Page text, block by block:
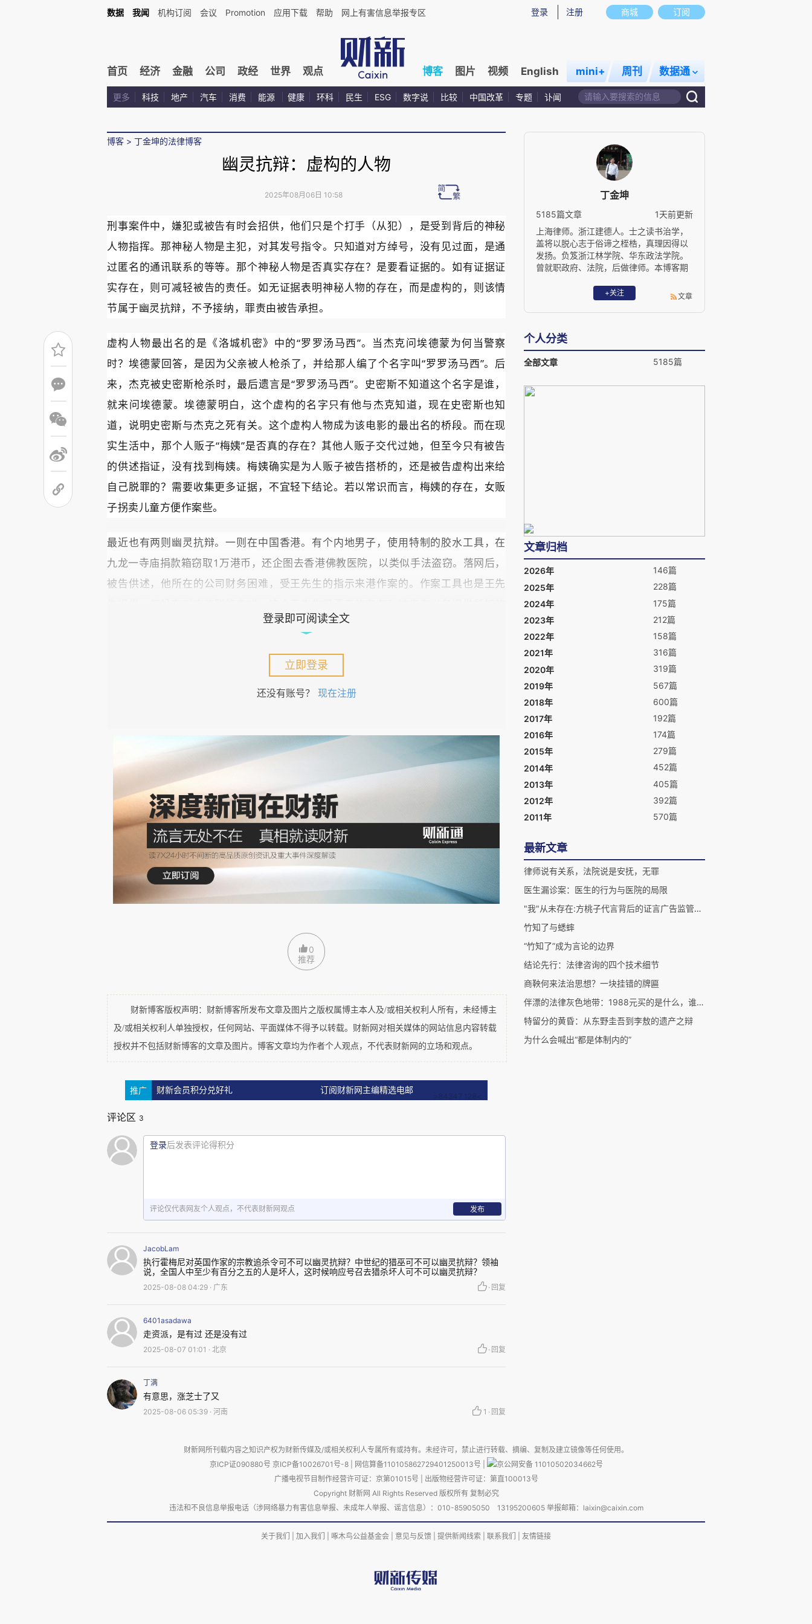
商城 订阅
登录 注册
数据 我闻 机构订阅 会议 Promotion 应用下载 帮助 网上有害信息举报专区
首页 经济 金融 公司 政经 世界 观点 博客 图片 视频 English mini+ 周刊 数据通
更多 科技 地产 汽车 消费 能源 健康 环科 民生 ESG 数字说 比较 中国改革 专题 讣闻
博客 > 丁金坤的法律博客
幽灵抗辩：虚构的人物
2025年08月06日 10:58
刑事案件中，嫌犯或被告有时会招供，他们只是个打手（从犯），是受到背后的神秘
人物指挥。那神秘人物是主犯，对其发号指令。只知道对方绰号，没有见过面，是通
过匿名的通讯联系的等等。那个神秘人物是否真实存在？是要看证据的。如有证据证
实存在，则可减轻被告的责任。如无证据表明神秘人物的存在，而是虚构的，则该情
节属于幽灵抗辩，不予接纳，罪责由被告承担。
虚构人物最出名的是《洛城机密》中的“罗罗汤马西”。当杰克问埃德蒙为何当警察
时？埃德蒙回答，是因为父亲被人枪杀了，并给那人编了个名字叫“罗罗汤马西”。后
来，杰克被史密斯枪杀时，最后遗言是“罗罗汤马西”。史密斯不知道这个名字是谁，
就来问埃德蒙。埃德蒙明白，这个虚构的名字只有他与杰克知道，现在史密斯也知
道，说明史密斯与杰克之死有关。这个虚构人物成为该电影的最出名的桥段。而在现
实生活中，那个人贩子“梅姨”是否真的存在？其他人贩子交代过她，但至今只有被告
的供述指证，没有找到梅姨。梅姨确实是为人贩子被告搭桥的，还是被告虚构出来给
自己脱罪的？需要收集更多证据，不宜轻下结论。若以常识而言，梅姨的存在，女贩
子拐卖儿童方便作案些。
最近也有两则幽灵抗辩。一则在中国香港。有个内地男子，使用特制的胶水工具，在
九龙一寺庙捐款箱窃取1万港币，还企图去香港佛教医院，以类似手法盗窃。落网后，
被告供述，他所在的公司财务困难，受王先生的指示来港作案的。作案工具也是王先
线索给警方，譬如王先生的长相、身份、提供工具的过程、联系方式。可能分赃的方
一则是发生在我国台湾地区。台北一男子持西瓜刀将一个超市老板砍死。被抓后，辩
称杀人动机是因为其女友被超市老伯性骚扰。并提供了其泰国籍的女友身份给警方。
是否幽灵抗辩，并不难，因为所谓的女友涉及多方交往，必有证据，若无，则是幽灵
抗辩。亦可之，出于人性的脱罪本能，经常会出现幽灵抗辩。
实践中也会出现，把真实的人物错误认为是虚构的，作为幽灵抗辩对待。而之后又抓
住了该真实人物，如何处理？那就要对原案进行纠正了。对此，唐律疏议就已有相关
的规定。总之，一切根据证据，实事求是处理。
登录即可阅读全文
立即登录
还没有账号？ 现在注册
0
推荐
财新博客版权声明：财新博客所发布文章及图片之版权属博主本人及/或相关权利人所有，未经博主
及/或相关权利人单独授权，任何网站、平面媒体不得予以转载。财新网对相关媒体的网站信息内容转载
授权并不包括财新博客的文章及图片。博客文章均为作者个人观点，不代表财新网的立场和观点。
推广 财新会员积分兑好礼 订阅财新网主编精选电邮
评论区 3
登录后发表评论得积分
评论仅代表网友个人观点，不代表财新网观点 发布
JacobLam
执行霍梅尼对英国作家的宗教追杀令可不可以幽灵抗辩？中世纪的猎巫可不可以幽灵抗辩？领袖
说，全国人中至少有百分之五的人是坏人，这时候响应号召去猎杀坏人可不可以幽灵抗辩？
2025-08-08 04:29 · 广东 · 回复
6401asadawa
走资派，是有过 还是没有过
2025-08-07 01:01 · 北京 · 回复
丁满
有意思，涨芝士了又
2025-08-06 05:39 · 河南 1 · 回复
丁金坤
5185篇文章
1天前更新
上海律师。浙江建德人。士之读书治学，
盖将以脱心志于俗谛之桎梏，真理因得以
发扬。负笈浙江林学院、华东政法学院。
曾就职政府、法院，后做律师。本博客期
辩护、海事海商、知识产权、涉外诉讼仲
裁等。 Email: lawlaw202@outlook.com
+关注 文章
个人分类
全部文章 5185篇
文章归档
2026年
146篇
2025年
228篇
2024年
175篇
2023年
212篇
2022年
158篇
2021年
316篇
2020年
319篇
2019年
567篇
2018年
600篇
2017年
192篇
2016年
174篇
2015年
279篇
2014年
452篇
2013年
405篇
2012年
392篇
2011年
570篇
最新文章
律师说有关系，法院说是安抚，无罪
医生漏诊案：医生的行为与医院的局限
"我"从未存在:方桃子代言背后的证言广告监管漏洞
竹知了与蟋蟀
“竹知了”成为言论的边界
结论先行：法律咨询的四个技术细节
商鞅何来法治思想？一块挂错的牌匾
伴漂的法律灰色地带：1988元买的是什么，谁来管
特留分的黄昏：从东野圭吾到李敖的遗产之辩
为什么会喊出“都是体制内的”
财新网所刊载内容之知识产权为财新传媒及/或相关权利人专属所有或持有。未经许可，禁止进行转载、摘编、复制及建立镜像等任何使用。
京ICP证090880号 京ICP备10026701号-8 网信算备110105862729401250013号
京公网安备 11010502034662号
广播电视节目制作经营许可证：京第01015号
出版物经营许可证：第直100013号
Copyright 财新网 All Rights Reserved 版权所有 复制必究
违法和不良信息举报电话（涉网络暴力有害信息举报、未成年人举报、谣言信息）：010-85905050 13195200605 举报邮箱：laixin@caixin.com
关于我们 加入我们 啄木鸟公益基金会 意见与反馈 提供新闻线索 联系我们 友情链接